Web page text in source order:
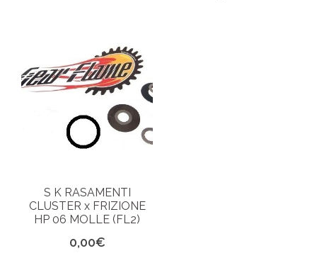
S K RASAMENTI
CLUSTER x FRIZIONE
HP 06 MOLLE (FL2)
0,00€